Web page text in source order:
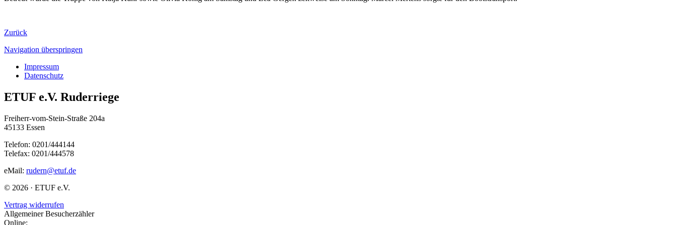
Zurück
Navigation überspringen
Impressum
Datenschutz
ETUF e.V. Ruderriege
Freiherr-vom-Stein-Straße 204a
45133 Essen
Telefon: 0201/444144
Telefax: 0201/444578
eMail: rudern@etuf.de
© 2026 · ETUF e.V.
Vertrag widerrufen
Allgemeiner Besucherzähler
Online: